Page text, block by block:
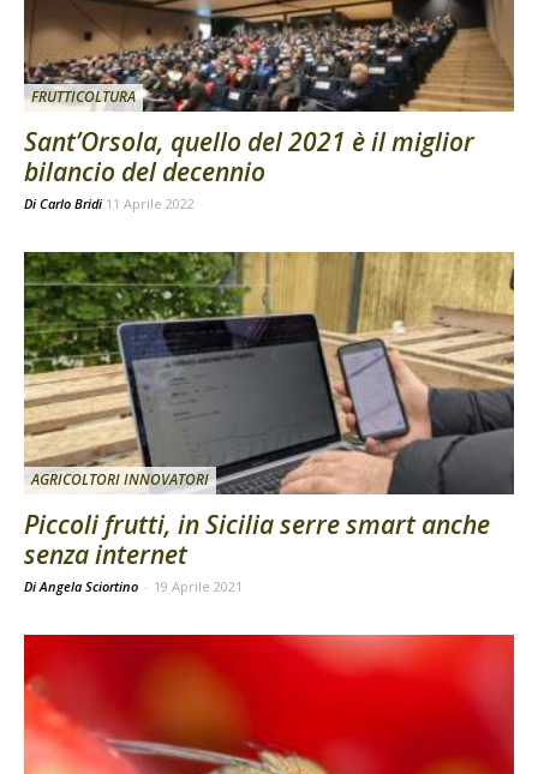
FRUTTICOLTURA
Sant’Orsola, quello del 2021 è il miglior
bilancio del decennio
Di Carlo Bridi 11 Aprile 2022
AGRICOLTORI INNOVATORI
Piccoli frutti, in Sicilia serre smart anche
senza internet
Di Angela Sciortino - 19 Aprile 2021